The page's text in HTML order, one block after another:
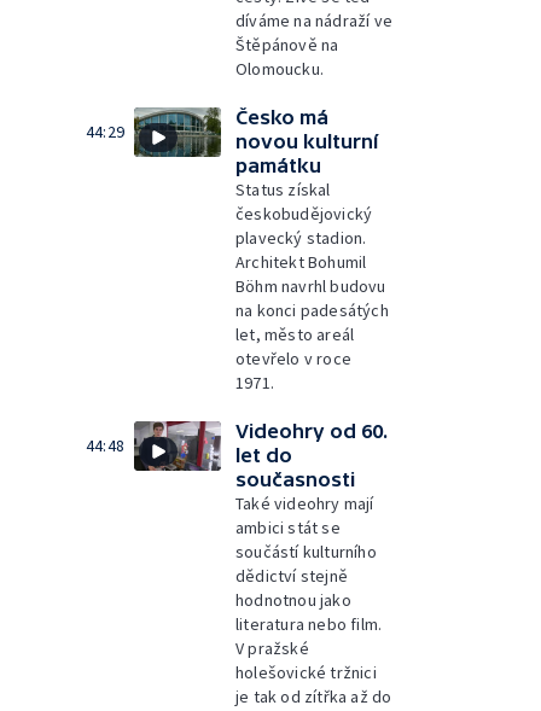
díváme na nádraží ve
Štěpánově na
Olomoucku.
44:29
Česko má
novou kulturní
památku
Status získal
českobudějovický
plavecký stadion.
Architekt Bohumil
Böhm navrhl budovu
na konci padesátých
let, město areál
otevřelo v roce
1971.
44:48
Videohry od 60.
let do
současnosti
Také videohry mají
ambici stát se
součástí kulturního
dědictví stejně
hodnotnou jako
literatura nebo film.
V pražské
holešovické tržnici
je tak od zítřka až do